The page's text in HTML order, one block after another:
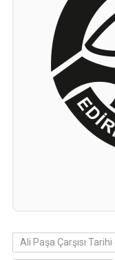
Ali Paşa Çarşısı